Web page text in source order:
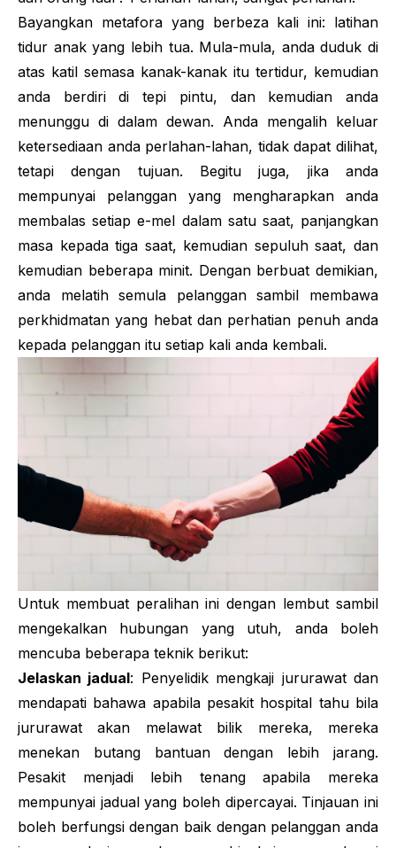
Bayangkan metafora yang berbeza kali ini: latihan
tidur anak yang lebih tua. Mula-mula, anda duduk di
atas katil semasa kanak-kanak itu tertidur, kemudian
anda berdiri di tepi pintu, dan kemudian anda
menunggu di dalam dewan. Anda mengalih keluar
ketersediaan anda perlahan-lahan, tidak dapat dilihat,
tetapi dengan tujuan. Begitu juga, jika anda
mempunyai pelanggan yang mengharapkan anda
membalas setiap e-mel dalam satu saat, panjangkan
masa kepada tiga saat, kemudian sepuluh saat, dan
kemudian beberapa minit. Dengan berbuat demikian,
anda melatih semula pelanggan sambil membawa
perkhidmatan yang hebat dan perhatian penuh anda
kepada pelanggan itu setiap kali anda kembali.
Untuk membuat peralihan ini dengan lembut sambil
mengekalkan hubungan yang utuh, anda boleh
mencuba beberapa teknik berikut:
Jelaskan jadual: Penyelidik mengkaji jururawat dan
mendapati bahawa apabila pesakit hospital tahu bila
jururawat akan melawat bilik mereka, mereka
menekan butang bantuan dengan lebih jarang.
Pesakit menjadi lebih tenang apabila mereka
mempunyai jadual yang boleh dipercayai. Tinjauan ini
boleh berfungsi dengan baik dengan pelanggan anda